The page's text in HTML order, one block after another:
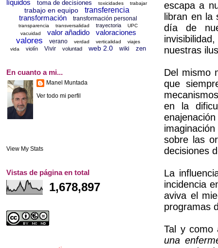
escapa a
libran en la
día de
nuestras
Del mismo
que
en la
sobre las
decisiones
La
incidencia
aviva el
programas
Tal y como
una
líquidos
toma de decisiones toxicidades trabajar
trabajo en equipo
transferencia
transformación
transformación personal
transparencia transversalidad trayectoria
UPC
vacuidad
valor añadido valoraciones
valores verano verdad verticalidad
viajes
vida
violín Vivir voluntad web 2.0 wiki zen
En cuanto a mi...
Manel Muntada
Ver todo mi perfil
View My Stats
Vistas de página en total
1,678,897